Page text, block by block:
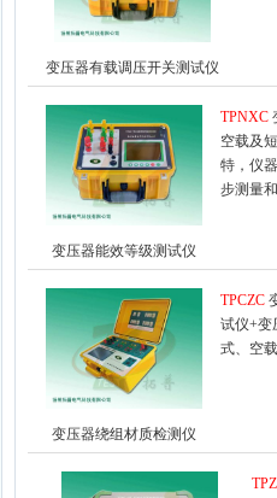
变压器有载调压开关测试仪
变压器能效等级测试仪
TPNXC
空载及
特，仪
步测量
变压器绕组材质检测仪
TPCZC
试仪+变
式、空